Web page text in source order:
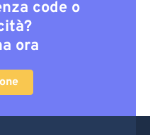
code o
ora